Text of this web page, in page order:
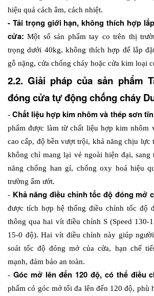
hiệu quả cách âm, cách nhiệt.
- Tải trọng giới hạn, không thích hợp
cửa: Một số sản phẩm tay co trên thị
trọng dưới 40kg, không thích hợp để lắp
gỗ nặng, cửa chống cháy hoặc cửa kim loại
2.2. Giải pháp của sản phẩm
đóng cửa tự động chống cháy
- Chất liệu hợp kim nhôm và thép sơn
phẩm được làm từ chất liệu hợp kim nhôm
cao cấp, độ bền vượt trội, khả năng chịu lực
không chỉ mang lại vẻ ngoài hiện đại, sang
năng chống han gỉ, chống oxy hoá hiệu
trường ẩm ướt.
- Khả năng điều chỉnh tốc độ đóng mở
được tích hợp hệ thống điều chỉnh tốc độ
thông qua hai vít điều chỉnh S (Speed 130-
15-0 độ). Hai vít điều chỉnh này giúp
soát tốc độ đóng mở của cửa, hạn chế
mạnh, đảm bảo an toàn.
- Góc mở lên đến 120 độ, có thể điều
phẩm có góc mở tối đa lên đến 120 độ, phù